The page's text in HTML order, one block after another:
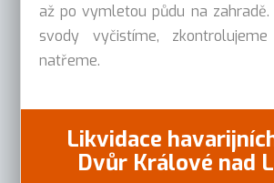
až po vymletou půdu na zahradě.
svody vyčistíme,
natřeme.
Likvidace
Dvůr Králové nad